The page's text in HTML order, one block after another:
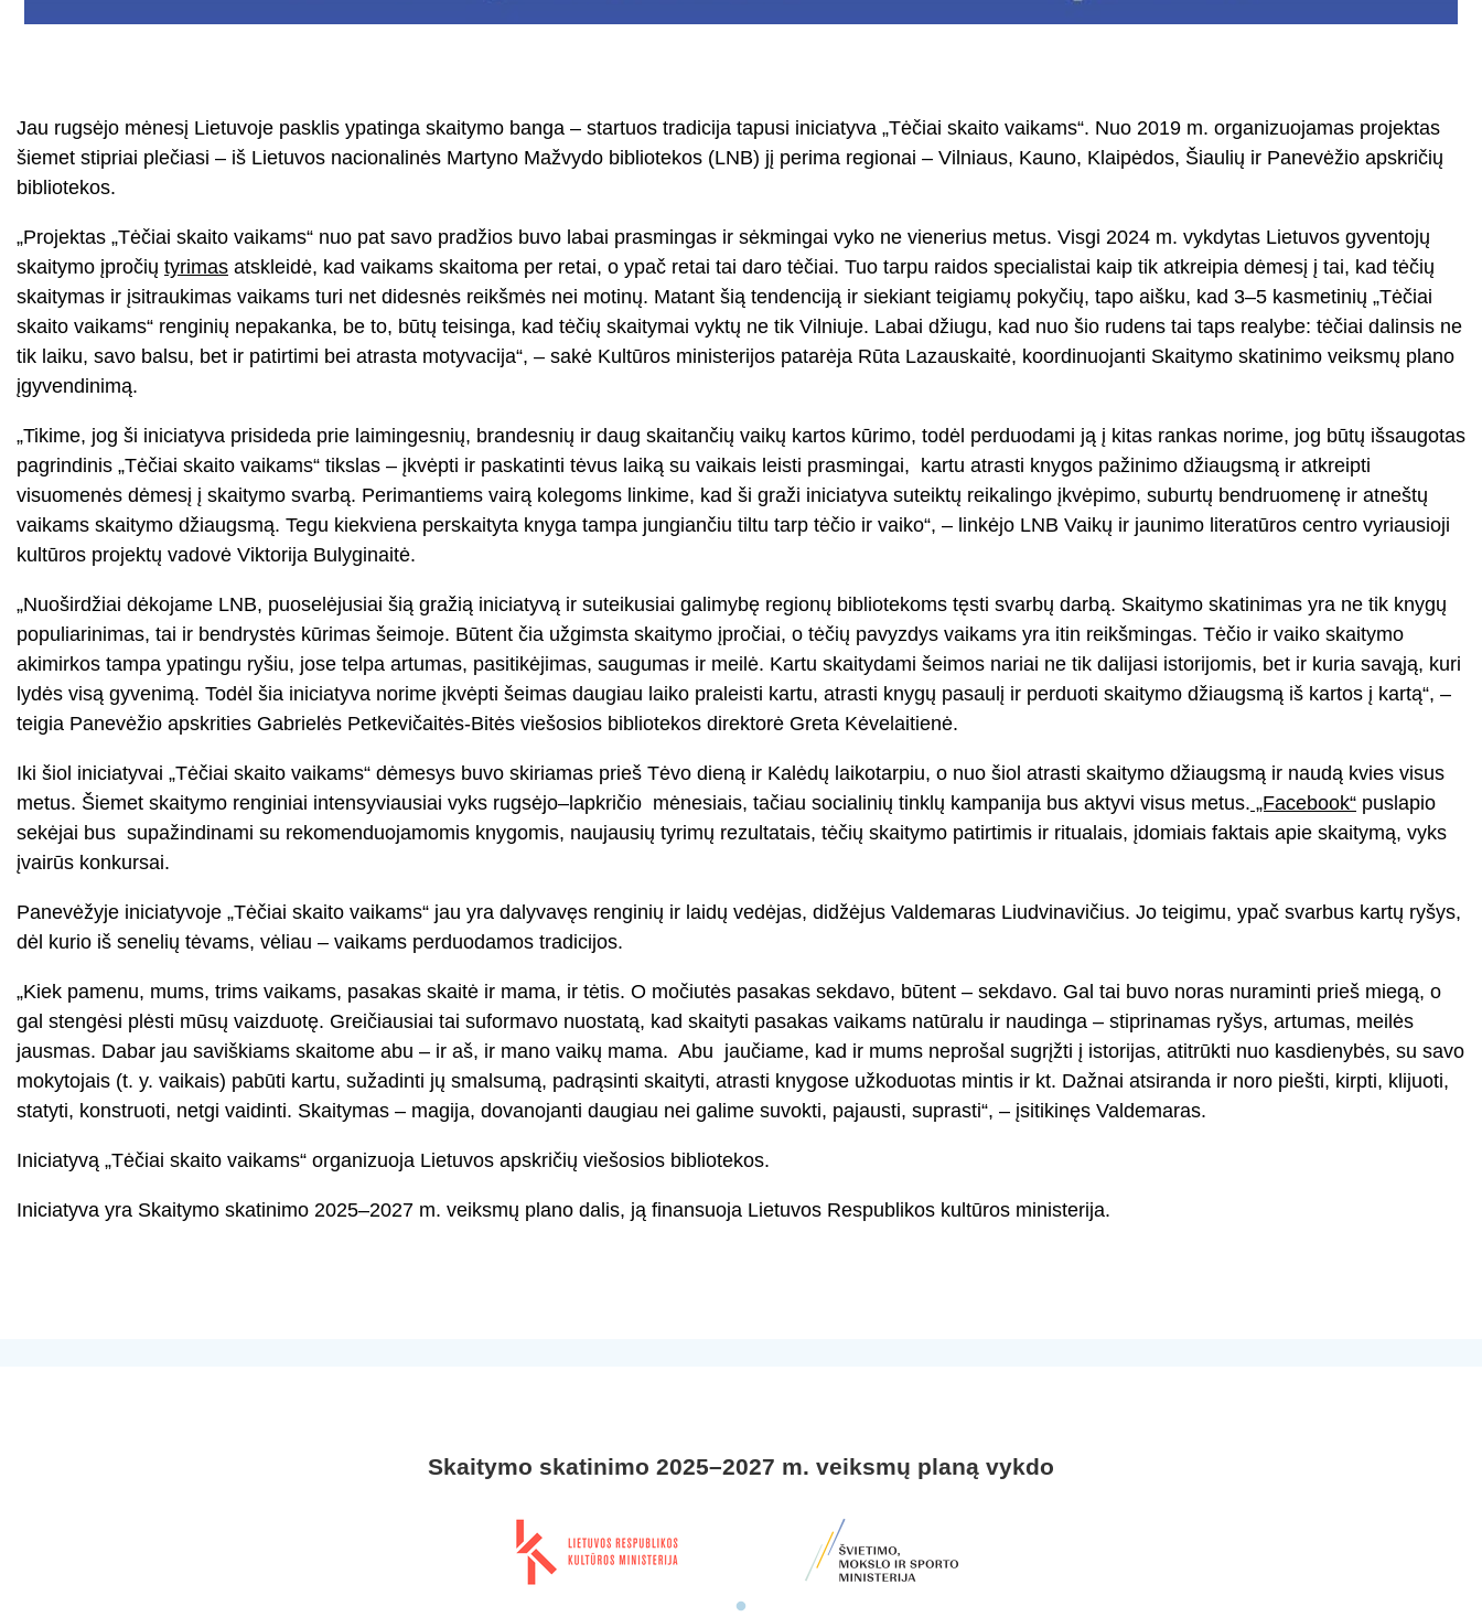
Jau rugsėjo mėnesį Lietuvoje pasklis ypatinga skaitymo banga – startuos tradicija tapusi iniciatyva „Tėčiai skaito vaikams“. Nuo 2019 m. organizuojamas projektas
šiemet stipriai plečiasi – iš Lietuvos nacionalinės Martyno Mažvydo bibliotekos (LNB) jį perima regionai – Vilniaus, Kauno, Klaipėdos, Šiaulių ir Panevėžio apskričių
bibliotekos.
„Projektas „Tėčiai skaito vaikams“ nuo pat savo pradžios buvo labai prasmingas ir sėkmingai vyko ne vienerius metus. Visgi 2024 m. vykdytas Lietuvos gyventojų
skaitymo įpročių tyrimas atskleidė, kad vaikams skaitoma per retai, o ypač retai tai daro tėčiai. Tuo tarpu raidos specialistai kaip tik atkreipia dėmesį į tai, kad tėčių
skaitymas ir įsitraukimas vaikams turi net didesnės reikšmės nei motinų. Matant šią tendenciją ir siekiant teigiamų pokyčių, tapo aišku, kad 3–5 kasmetinių „Tėčiai
skaito vaikams“ renginių nepakanka, be to, būtų teisinga, kad tėčių skaitymai vyktų ne tik Vilniuje. Labai džiugu, kad nuo šio rudens tai taps realybe: tėčiai dalinsis ne
tik laiku, savo balsu, bet ir patirtimi bei atrasta motyvacija“, – sakė Kultūros ministerijos patarėja Rūta Lazauskaitė, koordinuojanti Skaitymo skatinimo veiksmų plano
įgyvendinimą.
„Tikime, jog ši iniciatyva prisideda prie laimingesnių, brandesnių ir daug skaitančių vaikų kartos kūrimo, todėl perduodami ją į kitas rankas norime, jog būtų išsaugotas
pagrindinis „Tėčiai skaito vaikams“ tikslas – įkvėpti ir paskatinti tėvus laiką su vaikais leisti prasmingai, kartu atrasti knygos pažinimo džiaugsmą ir atkreipti
visuomenės dėmesį į skaitymo svarbą. Perimantiems vairą kolegoms linkime, kad ši graži iniciatyva suteiktų reikalingo įkvėpimo, suburtų bendruomenę ir atneštų
vaikams skaitymo džiaugsmą. Tegu kiekviena perskaityta knyga tampa jungiančiu tiltu tarp tėčio ir vaiko“, – linkėjo LNB Vaikų ir jaunimo literatūros centro vyriausioji
kultūros projektų vadovė Viktorija Bulyginaitė.
„Nuoširdžiai dėkojame LNB, puoselėjusiai šią gražią iniciatyvą ir suteikusiai galimybę regionų bibliotekoms tęsti svarbų darbą. Skaitymo skatinimas yra ne tik knygų
populiarinimas, tai ir bendrystės kūrimas šeimoje. Būtent čia užgimsta skaitymo įpročiai, o tėčių pavyzdys vaikams yra itin reikšmingas. Tėčio ir vaiko skaitymo
akimirkos tampa ypatingu ryšiu, jose telpa artumas, pasitikėjimas, saugumas ir meilė. Kartu skaitydami šeimos nariai ne tik dalijasi istorijomis, bet ir kuria savąją, kuri
lydės visą gyvenimą. Todėl šia iniciatyva norime įkvėpti šeimas daugiau laiko praleisti kartu, atrasti knygų pasaulį ir perduoti skaitymo džiaugsmą iš kartos į kartą“, –
teigia Panevėžio apskrities Gabrielės Petkevičaitės-Bitės viešosios bibliotekos direktorė Greta Kėvelaitienė.
Iki šiol iniciatyvai „Tėčiai skaito vaikams“ dėmesys buvo skiriamas prieš Tėvo dieną ir Kalėdų laikotarpiu, o nuo šiol atrasti skaitymo džiaugsmą ir naudą kvies visus
metus. Šiemet skaitymo renginiai intensyviausiai vyks rugsėjo–lapkričio mėnesiais, tačiau socialinių tinklų kampanija bus aktyvi visus metus. „Facebook“ puslapio
sekėjai bus supažindinami su rekomenduojamomis knygomis, naujausių tyrimų rezultatais, tėčių skaitymo patirtimis ir ritualais, įdomiais faktais apie skaitymą, vyks
įvairūs konkursai.
Panevėžyje iniciatyvoje „Tėčiai skaito vaikams“ jau yra dalyvavęs renginių ir laidų vedėjas, didžėjus Valdemaras Liudvinavičius. Jo teigimu, ypač svarbus kartų ryšys,
dėl kurio iš senelių tėvams, vėliau – vaikams perduodamos tradicijos.
„Kiek pamenu, mums, trims vaikams, pasakas skaitė ir mama, ir tėtis. O močiutės pasakas sekdavo, būtent – sekdavo. Gal tai buvo noras nuraminti prieš miegą, o
gal stengėsi plėsti mūsų vaizduotę. Greičiausiai tai suformavo nuostatą, kad skaityti pasakas vaikams natūralu ir naudinga – stiprinamas ryšys, artumas, meilės
jausmas. Dabar jau saviškiams skaitome abu – ir aš, ir mano vaikų mama. Abu jaučiame, kad ir mums neprošal sugrįžti į istorijas, atitrūkti nuo kasdienybės, su savo
mokytojais (t. y. vaikais) pabūti kartu, sužadinti jų smalsumą, padrąsinti skaityti, atrasti knygose užkoduotas mintis ir kt. Dažnai atsiranda ir noro piešti, kirpti, klijuoti,
statyti, konstruoti, netgi vaidinti. Skaitymas – magija, dovanojanti daugiau nei galime suvokti, pajausti, suprasti“, – įsitikinęs Valdemaras.
Iniciatyvą „Tėčiai skaito vaikams“ organizuoja Lietuvos apskričių viešosios bibliotekos.
Iniciatyva yra Skaitymo skatinimo 2025–2027 m. veiksmų plano dalis, ją finansuoja Lietuvos Respublikos kultūros ministerija.
Skaitymo skatinimo 2025–2027 m. veiksmų planą vykdo